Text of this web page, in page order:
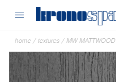
home / textures / MW MATTWOOD